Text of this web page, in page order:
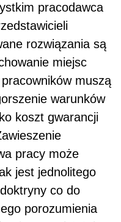
pracodawca
rozwiązania są
miejsc
muszą
warunków
koszt gwarancji
pracy może
jest jednolitego
co do
porozumienia